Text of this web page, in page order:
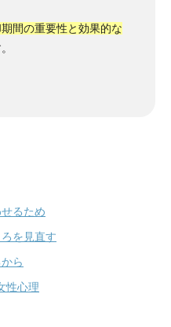
間の重要性と効果的な
るため
を見直す
ら
性心理